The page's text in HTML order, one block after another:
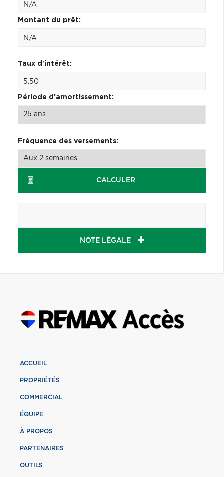
Montant du prêt:
Taux d'intérêt:
Période d'amortissement:
Fréquence des versements:
CALCULER
NOTE LÉGALE
ACCUEIL
PROPRIÉTÉS
COMMERCIAL
ÉQUIPE
À PROPOS
PARTENAIRES
OUTILS